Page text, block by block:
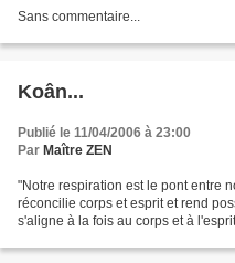
Sans commentaire...
Koân...
Publié le 11/04/2006 à 23:00
Par Maître ZEN
"Notre respiration est le pont entre
réconcilie corps et esprit et rend
s'aligne à la fois au corps et à